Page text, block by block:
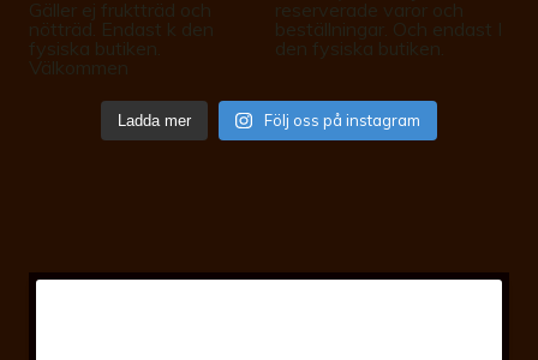
Ladda mer Följ oss på instagram